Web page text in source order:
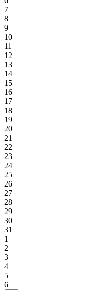
7
8
9
10
11
12
13
14
15
16
17
18
19
20
21
22
23
24
25
26
27
28
29
30
31
1
2
3
4
5
6